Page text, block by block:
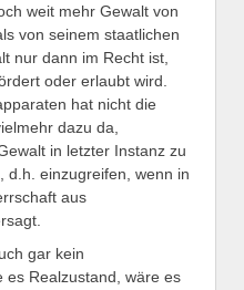
weit mehr Gewalt von
von seinem staatlichen
nur dann im Recht ist,
oder erlaubt wird.
hat nicht die
dazu da,
in letzter Instanz zu
d.h. einzugreifen, wenn in
aus
gar kein
es Realzustand, wäre es